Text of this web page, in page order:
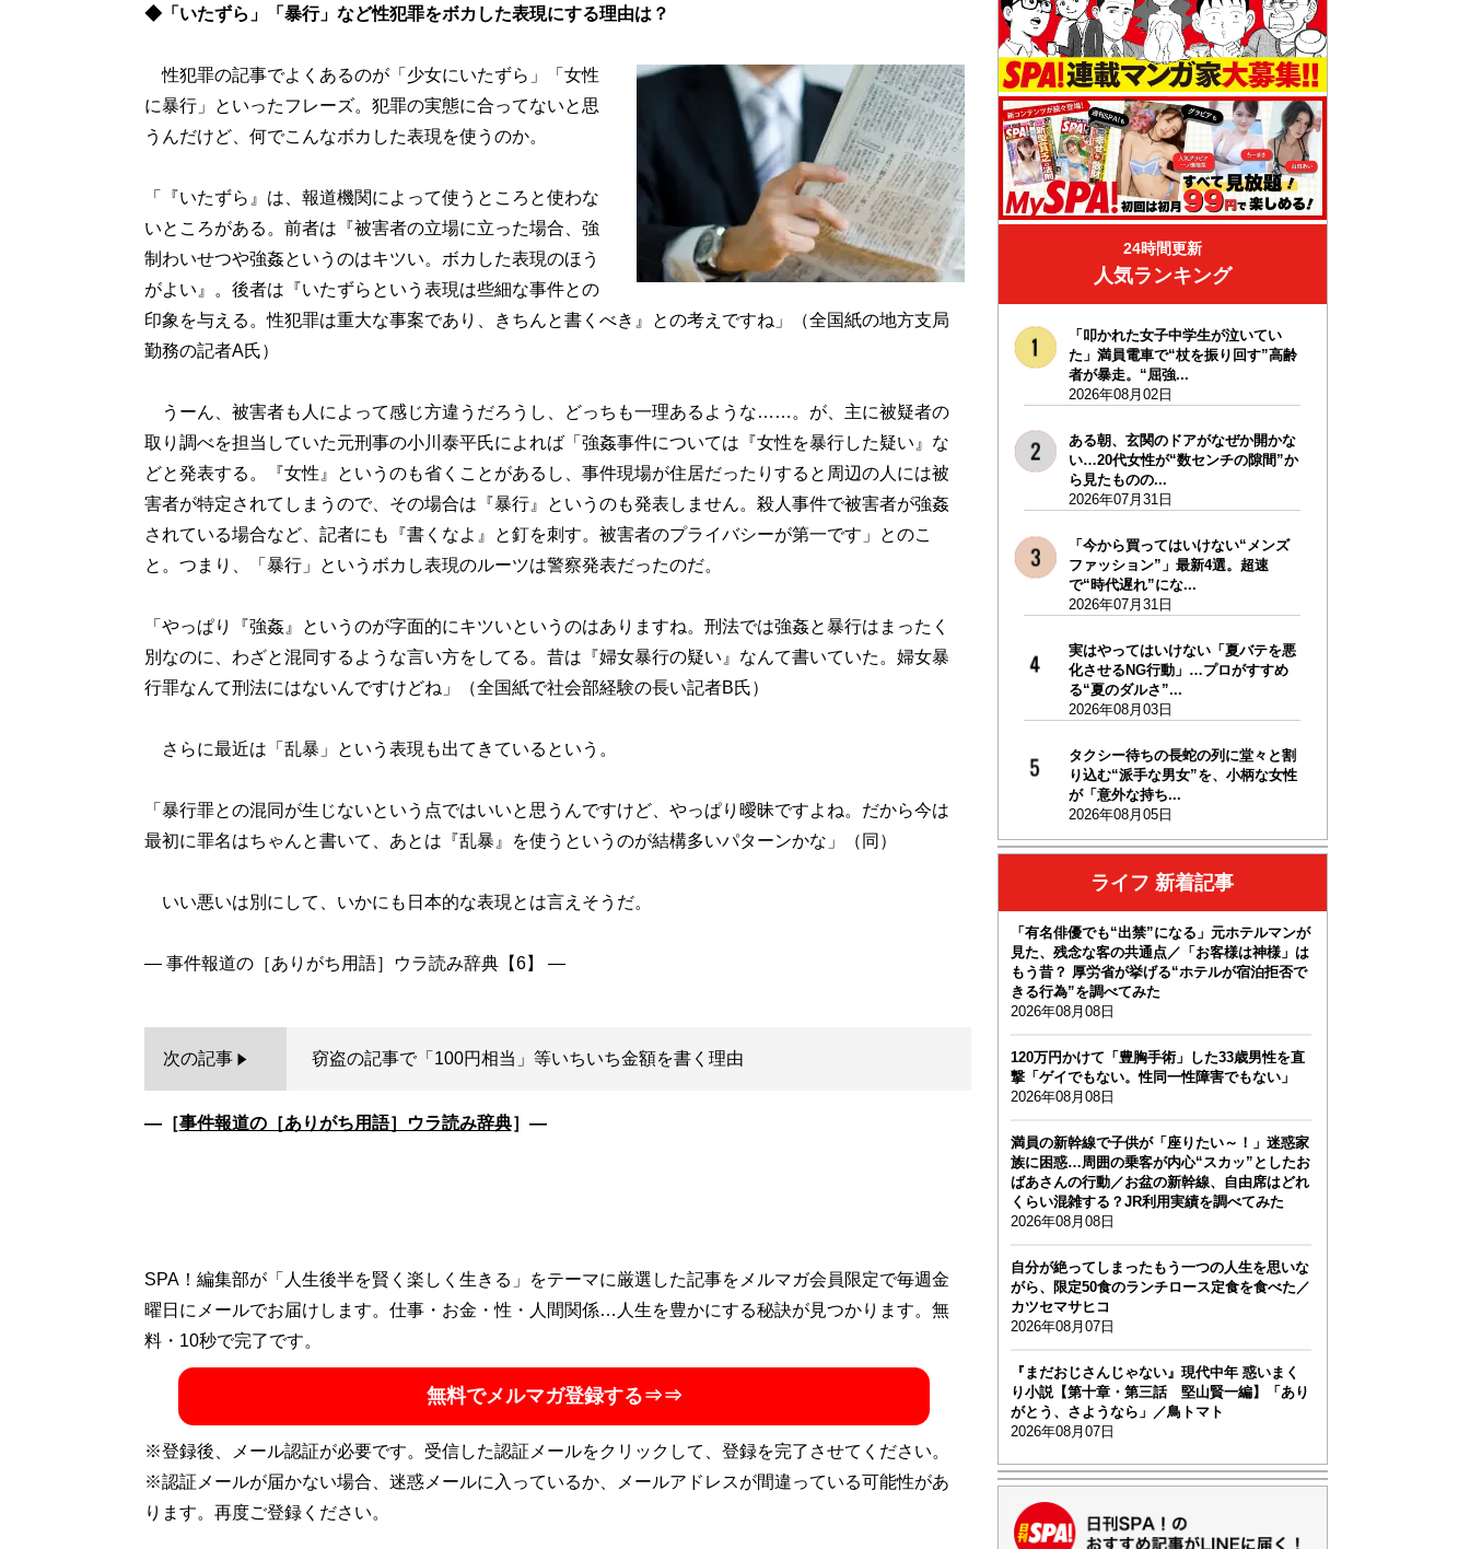
◆「いたずら」「暴行」など性犯罪をボカした表現にする理由は？
性犯罪の記事でよくあるのが「少女にいたずら」「女性
に暴行」といったフレーズ。犯罪の実態に合ってないと思
うんだけど、何でこんなボカした表現を使うのか。
「『いたずら』は、報道機関によって使うところと使わな
いところがある。前者は『被害者の立場に立った場合、強
制わいせつや強姦というのはキツい。ボカした表現のほう
がよい』。後者は『いたずらという表現は些細な事件との
印象を与える。性犯罪は重大な事案であり、きちんと書くべき』との考えですね」（全国紙の地方支局
勤務の記者A氏）
うーん、被害者も人によって感じ方違うだろうし、どっちも一理あるような……。が、主に被疑者の
取り調べを担当していた元刑事の小川泰平氏によれば「強姦事件については『女性を暴行した疑い』な
どと発表する。『女性』というのも省くことがあるし、事件現場が住居だったりすると周辺の人には被
害者が特定されてしまうので、その場合は『暴行』というのも発表しません。殺人事件で被害者が強姦
されている場合など、記者にも『書くなよ』と釘を刺す。被害者のプライバシーが第一です」とのこ
と。つまり、「暴行」というボカし表現のルーツは警察発表だったのだ。
「やっぱり『強姦』というのが字面的にキツいというのはありますね。刑法では強姦と暴行はまったく
別なのに、わざと混同するような言い方をしてる。昔は『婦女暴行の疑い』なんて書いていた。婦女暴
行罪なんて刑法にはないんですけどね」（全国紙で社会部経験の長い記者B氏）
さらに最近は「乱暴」という表現も出てきているという。
「暴行罪との混同が生じないという点ではいいと思うんですけど、やっぱり曖昧ですよね。だから今は
最初に罪名はちゃんと書いて、あとは『乱暴』を使うというのが結構多いパターンかな」（同）
いい悪いは別にして、いかにも日本的な表現とは言えそうだ。
― 事件報道の［ありがち用語］ウラ読み辞典【6】 ―
次の記事 窃盗の記事で「100円相当」等いちいち金額を書く理由
―［事件報道の［ありがち用語］ウラ読み辞典］―
SPA！編集部が「人生後半を賢く楽しく生きる」をテーマに厳選した記事をメルマガ会員限定で毎週金
曜日にメールでお届けします。仕事・お金・性・人間関係…人生を豊かにする秘訣が見つかります。無
料・10秒で完了です。
無料でメルマガ登録する⇒⇒
※登録後、メール認証が必要です。受信した認証メールをクリックして、登録を完了させてください。
※認証メールが届かない場合、迷惑メールに入っているか、メールアドレスが間違っている可能性があ
ります。再度ご登録ください。
24時間更新
人気ランキング
「叩かれた女子中学生が泣いてい
た」満員電車で“杖を振り回す”高齢
者が暴走。“屈強...
2026年08月02日
ある朝、玄関のドアがなぜか開かな
い…20代女性が“数センチの隙間”か
ら見たものの...
2026年07月31日
「今から買ってはいけない“メンズ
ファッション”」最新4選。超速
で“時代遅れ”にな...
2026年07月31日
実はやってはいけない「夏バテを悪
化させるNG行動」…プロがすすめ
る“夏のダルさ”...
2026年08月03日
タクシー待ちの長蛇の列に堂々と割
り込む“派手な男女”を、小柄な女性
が「意外な持ち...
2026年08月05日
ライフ 新着記事
「有名俳優でも“出禁”になる」元ホテルマンが
見た、残念な客の共通点／「お客様は神様」は
もう昔？ 厚労省が挙げる“ホテルが宿泊拒否で
きる行為”を調べてみた
2026年08月08日
120万円かけて「豊胸手術」した33歳男性を直
撃「ゲイでもない。性同一性障害でもない」
2026年08月08日
満員の新幹線で子供が「座りたい～！」迷惑家
族に困惑…周囲の乗客が内心“スカッ”としたお
ばあさんの行動／お盆の新幹線、自由席はどれ
くらい混雑する？JR利用実績を調べてみた
2026年08月08日
自分が絶ってしまったもう一つの人生を思いな
がら、限定50食のランチロース定食を食べた／
カツセマサヒコ
2026年08月07日
『まだおじさんじゃない』現代中年 惑いまく
り小説【第十章・第三話 堅山賢一編】「あり
がとう、さようなら」／鳥トマト
2026年08月07日